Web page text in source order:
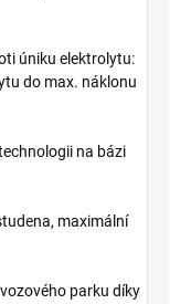
úniku elektrolytu:
do max. náklonu
na bázi
maximální
parku díky